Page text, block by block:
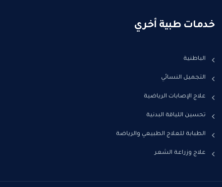
خدمات طبية أخري
الباطنية
التجميل النسائي
علاج الإصابات الرياضية
تحسين اللياقة البدنية
الطبابة للعلاج الطبيعي والرياضة
علاج وزراعة الشعر